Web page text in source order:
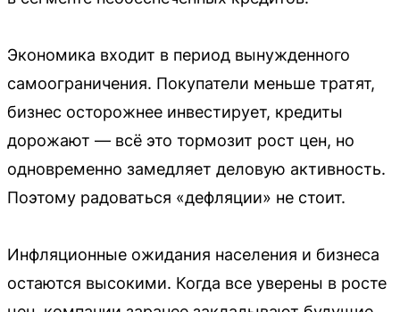
Экономика входит в период вынужденного
самоограничения. Покупатели меньше тратят,
бизнес осторожнее инвестирует, кредиты
дорожают — всё это тормозит рост цен, но
одновременно замедляет деловую активность.
Поэтому радоваться «дефляции» не стоит.
Инфляционные ожидания населения и бизнеса
остаются высокими. Когда все уверены в росте